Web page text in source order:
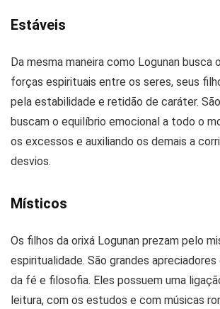
Estáveis
Da mesma maneira como Logunan busca
forças espirituais entre os seres, seus
pela estabilidade e retidão de caráter.
buscam o equilíbrio emocional a todo o
os excessos e auxiliando os demais a
desvios.
Místicos
Os filhos da orixá Logunan prezam pelo
espiritualidade. São grandes apreciadores
da fé e filosofia. Eles possuem uma
leitura, com os estudos e com músicas